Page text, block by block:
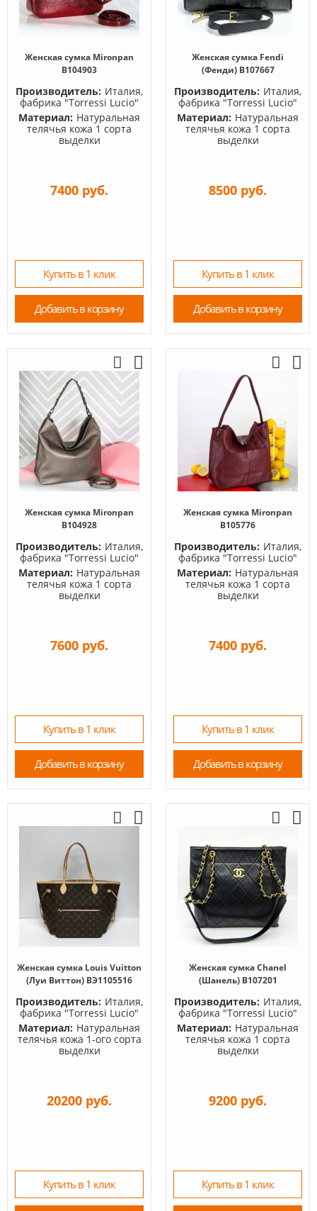
Женская сумка Mironpan
B104903
Производитель: Италия,
фабрика "Torressi Lucio"
Материал: Натуральная
телячья кожа 1 сорта
выделки
7400 руб.
Купить в 1 клик
Добавить в корзину
Женская сумка Fendi
(Фенди) B107667
Производитель: Италия,
фабрика "Torressi Lucio"
Материал: Натуральная
телячья кожа 1 сорта
выделки
8500 руб.
Купить в 1 клик
Добавить в корзину
Женская сумка Mironpan
B104928
Производитель: Италия,
фабрика "Torressi Lucio"
Материал: Натуральная
телячья кожа 1 сорта
выделки
7600 руб.
Купить в 1 клик
Добавить в корзину
Женская сумка Mironpan
B105776
Производитель: Италия,
фабрика "Torressi Lucio"
Материал: Натуральная
телячья кожа 1 сорта
выделки
7400 руб.
Купить в 1 клик
Добавить в корзину
Женская сумка Louis Vuitton
(Луи Виттон) BЭ1105516
Производитель: Италия,
фабрика "Torressi Lucio"
Материал: Натуральная
телячья кожа 1-ого сорта
выделки
20200 руб.
Купить в 1 клик
Женская сумка Chanel
(Шанель) B107201
Производитель: Италия,
фабрика "Torressi Lucio"
Материал: Натуральная
телячья кожа 1 сорта
выделки
9200 руб.
Купить в 1 клик